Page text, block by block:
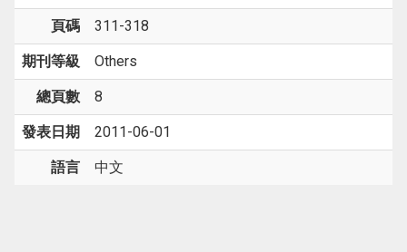
頁碼 311-318
期刊等級 Others
總頁數 8
發表日期 2011-06-01
語言 中文